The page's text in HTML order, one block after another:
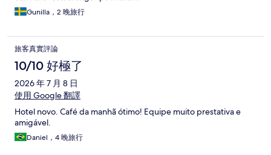
Gunilla，2 晚旅行
旅客真實評論
10/10 好極了
2026 年 7 月 8 日
使用 Google 翻譯
Hotel novo. Café da manhã ótimo! Equipe muito prestativa e
amigável.
Daniel，4 晚旅行